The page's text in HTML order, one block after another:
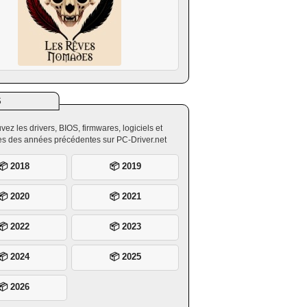
les drivers, BIOS, firmwares, logiciels et
des années précédentes sur PC-Driver.net
2018 📦 2019
2020 📦 2021
2022 📦 2023
2024 📦 2025
2026